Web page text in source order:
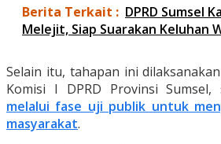
Berita Terkait : DPRD Sumsel
Melejit, Siap Suarakan Keluhan
Selain itu, tahapan ini
Komisi I DPRD Provinsi Sumsel,
melalui fase uji publik untuk
masyarakat.